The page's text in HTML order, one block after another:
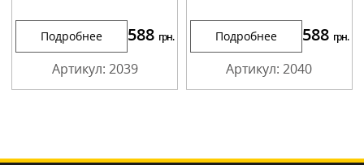
Подробнее 588 грн.
Артикул: 2039
Подробнее 588 грн.
Артикул: 2040